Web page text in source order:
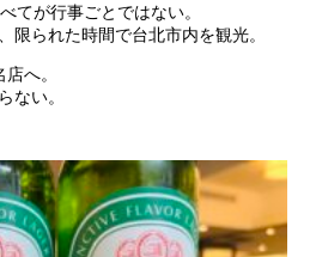
てが行事ごとではない。
限られた時間で台北市内を観光。
へ。
ない。